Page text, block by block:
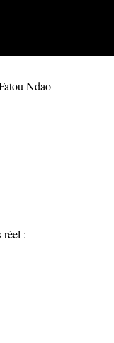
Ndao
réel :